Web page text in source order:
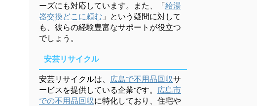
ーズにも対応しています。また、「給湯
器交換どこに頼む 」という疑問に対して
も、彼らの経験豊富なサポートが役立つ
でしょう。
安芸リサイクル
安芸リサイクルは、 広島で不用品回収サ
ービスを提供している企業です。 広島市
での不用品回収に特化しており、住宅や